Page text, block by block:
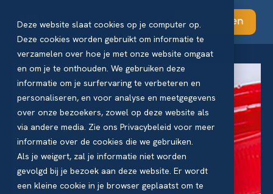
Deze website slaat cookies op je computer op.
Deze cookies worden gebruikt om informatie te
verzamelen over hoe je met onze website omgaat
en om je te onthouden. We gebruiken deze
informatie om je surfervaring te verbeteren en
personaliseren, en voor analyse en meetgegevens
over onze bezoekers, zowel op deze website als
via andere media. Zie ons Privacybeleid voor meer
informatie over de cookies die we gebruiken.
Als je weigert, zal je informatie niet worden
gevolgd bij je bezoek aan deze website. Er wordt
een kleine cookie in je browser geplaatst om te
Abonneren